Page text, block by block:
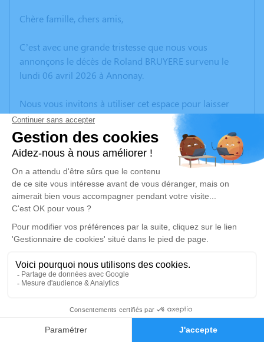
Faire-part Hommages
Chère famille, chers amis,
C’est avec une grande tristesse que nous vous
annonçons le décès de Roland BRUYERE survenu le
lundi 06 avril 2026 à Annonay.
Nous vous invitons à utiliser cet espace pour laisser
vos condoléances, partager des photos souvenirs, une
anecdote ou exprimer vos pensées à travers des
poèmes ou des textes. Cet endroit est un lieu
d'expression dédié à honorer la mémoire de Roland
BRUYERE.
Un service de plantation d’arbre hommage est
disponible ici.
Je rends hommage
Cérémonie
Eglise Saint Valère 8 Place de L'Hôtel de ville
26240 Saint Vallier